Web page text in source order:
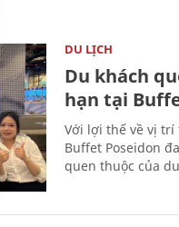
DU LỊCH
Du khách
hạn tại
Với lợi thế về vị
Buffet Poseidon
quen thuộc của